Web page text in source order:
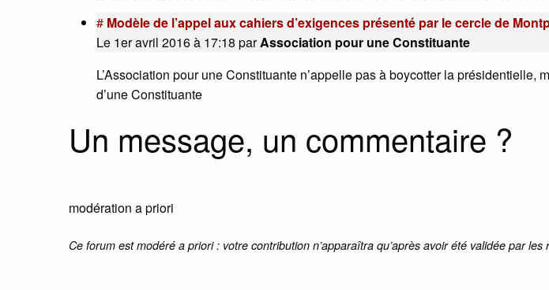
# Modèle de l’appel aux cahiers d’exigences présenté par le cercle de
Le 1er avril 2016 à 17:18 parAssociation pour une Constituante
L’Association pour une Constituante n’appelle pas à boycotter la présidentielle,
d’une Constituante
Un message, un commentaire ?
modération a priori
Ce forum est modéré a priori : votre contribution n’apparaîtra qu’après avoir été validée par les